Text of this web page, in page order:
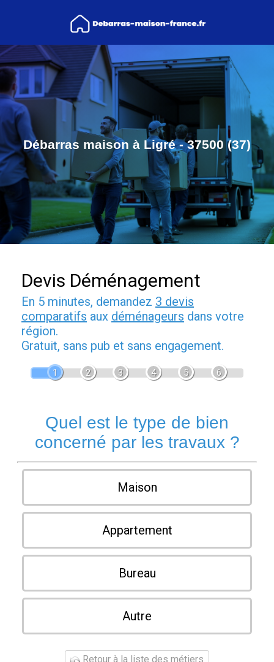
Débarras maison à Ligré - 37500 (37)
Devis Déménagement
En 5 minutes, demandez 3 devis
comparatifs aux déménageurs dans votre
région.
Gratuit, sans pub et sans engagement.
1 2 3 4 5 6
Quel est le type de bien
concerné par les travaux ?
Maison
Appartement
Bureau
Autre
Retour à la liste des métiers